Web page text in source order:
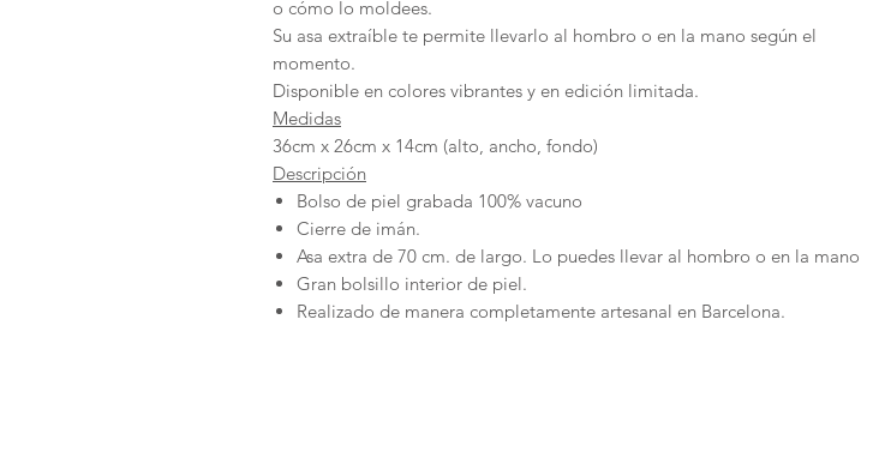
o cómo lo moldees.
Su asa extraíble te permite llevarlo al hombro o en la mano según el
momento.
Disponible en colores vibrantes y en edición limitada.
Medidas
36cm x 26cm x 14cm (alto, ancho, fondo)
Descripción
Bolso de piel grabada 100% vacuno
Cierre de imán.
Asa extra de 70 cm. de largo. Lo puedes llevar al hombro o en la mano
Gran bolsillo interior de piel.
Realizado de manera completamente artesanal en Barcelona.